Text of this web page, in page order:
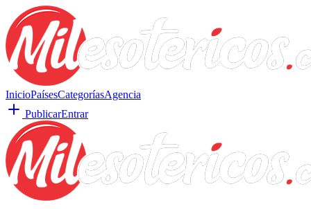
InicioPaísesCategoríasAgencia
PublicarEntrar